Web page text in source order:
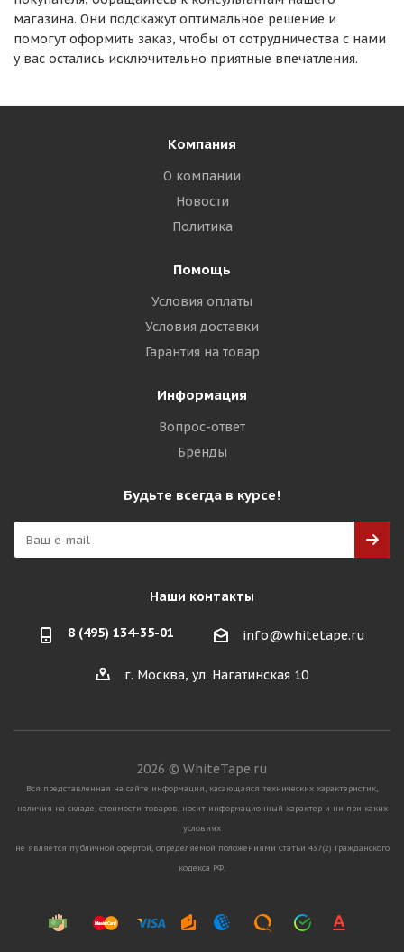
магазина. Они подскажут оптимальное решение и
помогут оформить заказ, чтобы от сотрудничества с нами
у вас остались исключительно приятные впечатления.
Компания
О компании
Новости
Политика
Помощь
Условия оплаты
Условия доставки
Гарантия на товар
Информация
Вопрос-ответ
Бренды
Будьте всегда в курсе!
Наши контакты
8 (495) 134-35-01 info@whitetape.ru
г. Москва, ул. Нагатинская 10
2026 © WhiteTape.ru
Вся представленная на сайте информация, касающаяся технических характеристик,
наличия на складе, стоимости товаров, носит информационный характер и ни при каких
условиях
не является публичной офертой, определяемой положениями Статьи 437(2) Гражданского
кодекса РФ.